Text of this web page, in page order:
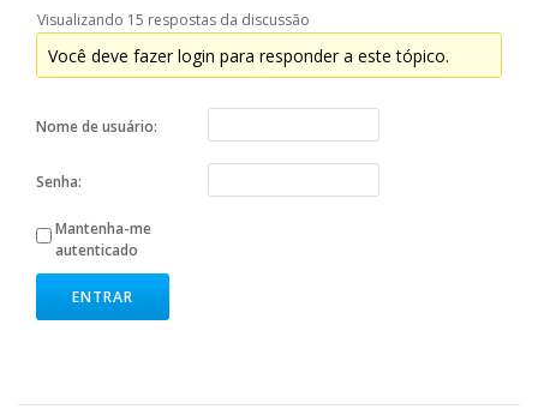
Visualizando 15 respostas da discussão
Você deve fazer login para responder a este tópico.
Nome de usuário:
Senha:
Mantenha-me
autenticado
ENTRAR